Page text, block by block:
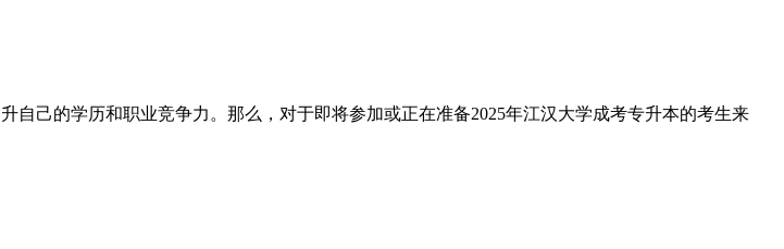
己的学历和职业竞争力。那么，对于即将参加或正在准备2025年江汉大学成考专升本的考生来